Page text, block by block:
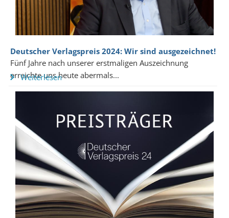
Deutscher Verlagspreis 2024: Wir sind ausgezeichnet!
Fünf Jahre nach unserer erstmaligen Auszeichnung
erreichte uns heute abermals...
Weiterlesen